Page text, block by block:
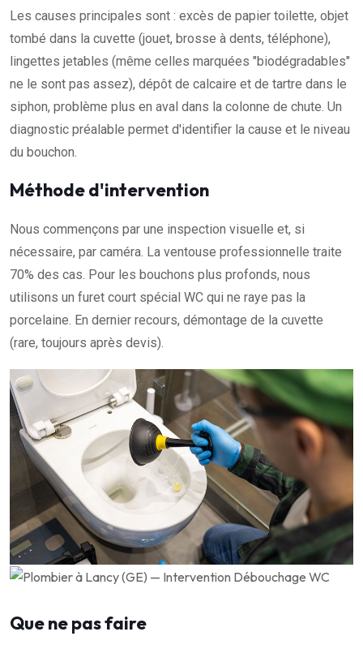
Les causes principales sont : excès de papier toilette, objet
tombé dans la cuvette (jouet, brosse à dents, téléphone),
lingettes jetables (même celles marquées "biodégradables"
ne le sont pas assez), dépôt de calcaire et de tartre dans le
siphon, problème plus en aval dans la colonne de chute. Un
diagnostic préalable permet d'identifier la cause et le niveau
du bouchon.
Méthode d'intervention
Nous commençons par une inspection visuelle et, si
nécessaire, par caméra. La ventouse professionnelle traite
70% des cas. Pour les bouchons plus profonds, nous
utilisons un furet court spécial WC qui ne raye pas la
porcelaine. En dernier recours, démontage de la cuvette
(rare, toujours après devis).
Que ne pas faire